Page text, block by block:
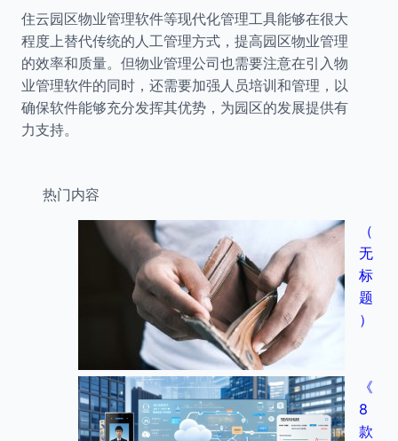
住云园区物业管理软件等现代化管理工具能够在很大
程度上替代传统的人工管理方式，提高园区物业管理
的效率和质量。但物业管理公司也需要注意在引入物
业管理软件的同时，还需要加强人员培训和管理，以
确保软件能够充分发挥其优势，为园区的发展提供有
力支持。
热门内容
（
无
标
题
）
《
8
款